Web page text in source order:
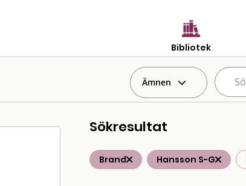
Bibliotek
Ämnen
Sökresultat
Brand Hansson S-G